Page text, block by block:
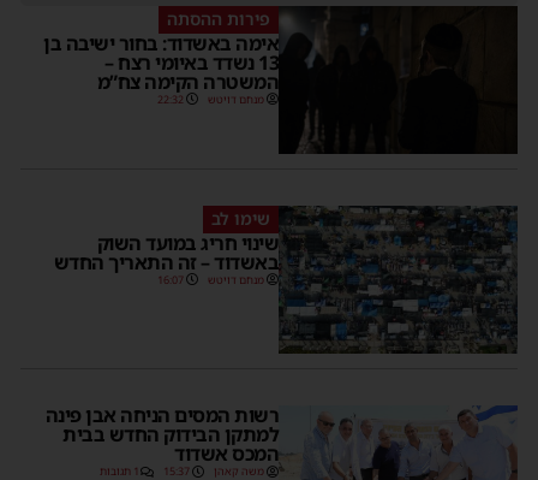
פירות ההסתה
אימה באשדוד: בחור ישיבה בן
13 נשדד באיומי רצח –
המשטרה הקימה צח”מ
מנחם דויטש 22:32
שימו לב
שינוי חריג במועד השוק
באשדוד – זה התאריך החדש
מנחם דויטש 16:07
רשות המסים הניחה אבן פינה
למתקן הבידוק החדש בבית
המכס אשדוד
משה קאהן 15:37 1 תגובות